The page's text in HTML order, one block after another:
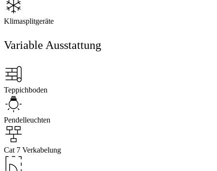
Klimasplitgeräte
Variable Ausstattung
Teppichboden
Pendelleuchten
Cat 7 Verkabelung